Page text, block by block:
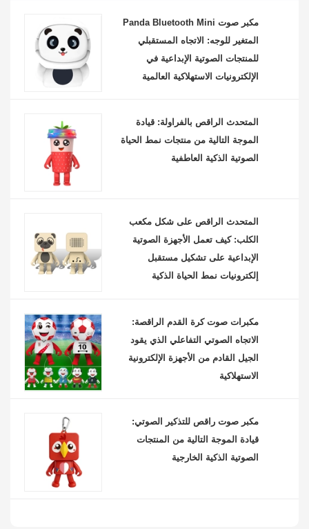
مكبر صوت Panda Bluetooth Mini
المتغير للوجه: الاتجاه المستقبلي
للمنتجات الصوتية الإبداعية في
الإلكترونيات الاستهلاكية العالمية
المتحدث الراقص بالفراولة: قيادة
الموجة التالية من منتجات نمط الحياة
الصوتية الذكية العاطفية
المتحدث الراقص على شكل مكعب
الكلب: كيف تعمل الأجهزة الصوتية
الإبداعية على تشكيل مستقبل
إلكترونيات نمط الحياة الذكية
مكبرات صوت كرة القدم الراقصة:
الاتجاه الصوتي التفاعلي الذي يقود
الجيل القادم من الأجهزة الإلكترونية
الاستهلاكية
مكبر صوت راقص للتذكير الصوتي:
قيادة الموجة التالية من المنتجات
الصوتية الذكية الخارجية